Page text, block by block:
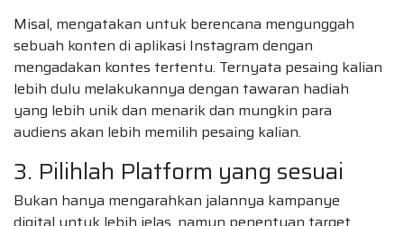
Misal, mengatakan untuk berencana mengunggah
sebuah konten di aplikasi Instagram dengan
mengadakan kontes tertentu. Ternyata pesaing kalian
lebih dulu melakukannya dengan tawaran hadiah
yang lebih unik dan menarik dan mungkin para
audiens akan lebih memilih pesaing kalian.
3. Pilihlah Platform yang sesuai
Bukan hanya mengarahkan jalannya kampanye